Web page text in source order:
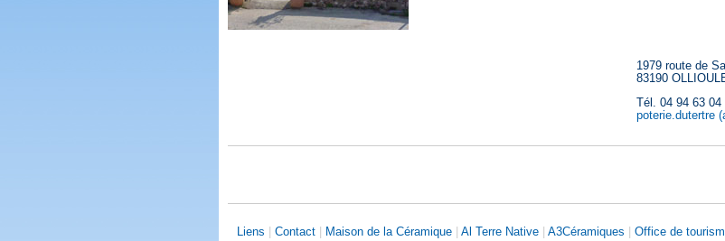
1979 route de
83190
Tél. 04 94 63 04
poterie.dutertre
Liens Contact Maison de la Céramique Al Terre Native A3Céramiques Office de